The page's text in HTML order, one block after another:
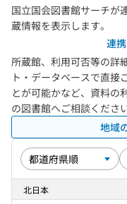
国立国会図書館サーチが
蔵情報を表示します。
連
所蔵館、利用可否等の詳
ト・データベースで直接
とが可能かなど、資料の
の図書館へご相談くださ
地域
北日本